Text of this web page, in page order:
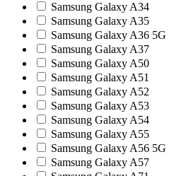
Samsung Galaxy A34
Samsung Galaxy A35
Samsung Galaxy A36 5G
Samsung Galaxy A37
Samsung Galaxy A50
Samsung Galaxy A51
Samsung Galaxy A52
Samsung Galaxy A53
Samsung Galaxy A54
Samsung Galaxy A55
Samsung Galaxy A56 5G
Samsung Galaxy A57